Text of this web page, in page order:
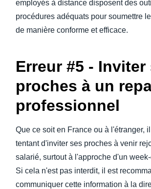
employés à distance disposent des
procédures adéquats pour soumettre
de manière conforme et efficace.
Erreur #5 - Inviter
proches à un
professionnel
Que ce soit en France ou à l'étranger,
tentant d'inviter ses proches à venir
salarié, surtout à l'approche d'un
Si cela n'est pas interdit, il est
communiquer cette information à la